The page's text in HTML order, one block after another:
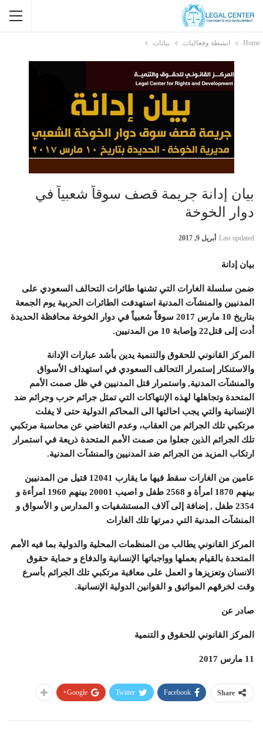
Home انشطة وفعاليات بيانات
بيان إدانة جريمة قصف سوقاً شعبياً في
دوار الخوخة
Last updated أبريل 9, 2017
بيان إدانة
ضمن سلسلة الغارات التي تشنها طائرات التحالف السعودي على
المدنيين والمنشآت المدنية استهدفت الطائرات الحربية يوم الجمعة
بتاريخ 10 مارس 2017 سوقاً شعبياً في دوار الخوخة محافظة الحديدة
أدت إلى قتل22 وإصابة 10 من المدنيين.
المركز القانوني للحقوق والتنمية يدين بأشد عبارات الإدانة
والاستنكار إستمرار التحالف السعودي في استهداف الأسواق
والمنشآت المدنية, واستمرار قتل المدنيين في ظل صمت الأمم
المتحدة وتجاهلها لهذه الإنتهاكات التي تمثل جرائم حرب وجرائم ضد
الإنسانية والتي يجب احالتها الى المحاكم الدولية حتى لا يفلت
مرتكبي تلك الجرائم من العقاب، وعدم التغاضي عن محاسبة مرتكبي
تلك الجرائم الذين جعلوا من صمت الأمم المتحدة ذريعة في استمرار
ارتكاب المزيد من الجرائم ضد المدنيين والمنشآت المدنية.
عامين من الغارات سقط فيها ما يقارب 12041 قتيل من المدنيين
بينهم 1870 امرأة و 2568 طفل و اصيب 20001 بينهم 1960 امرأءة و
2354 طفل , إضافة إلى آلاف المستشفيات و المدارس و الأسواق و
المنشآت المدنية التي دمرتها تلك الغارات
المركز القانوني يطالب من المنظمات المحلية والدولية بما فيه الأمم
المتحدة بالقيام بعملها وواجباتها الإنسانية والدفاع و حماية حقوق
الانسان وتعزيزها و العمل على معاقبة مرتكبي تلك الجرائم بأسرع
وقت لخرقهم المواثيق و القوانين الدولية الإنسانية.
صادر عن
المركز القانوني للحقوق و التنمية
11 مارس 2017
Share
Facebook
Twitter
Google+